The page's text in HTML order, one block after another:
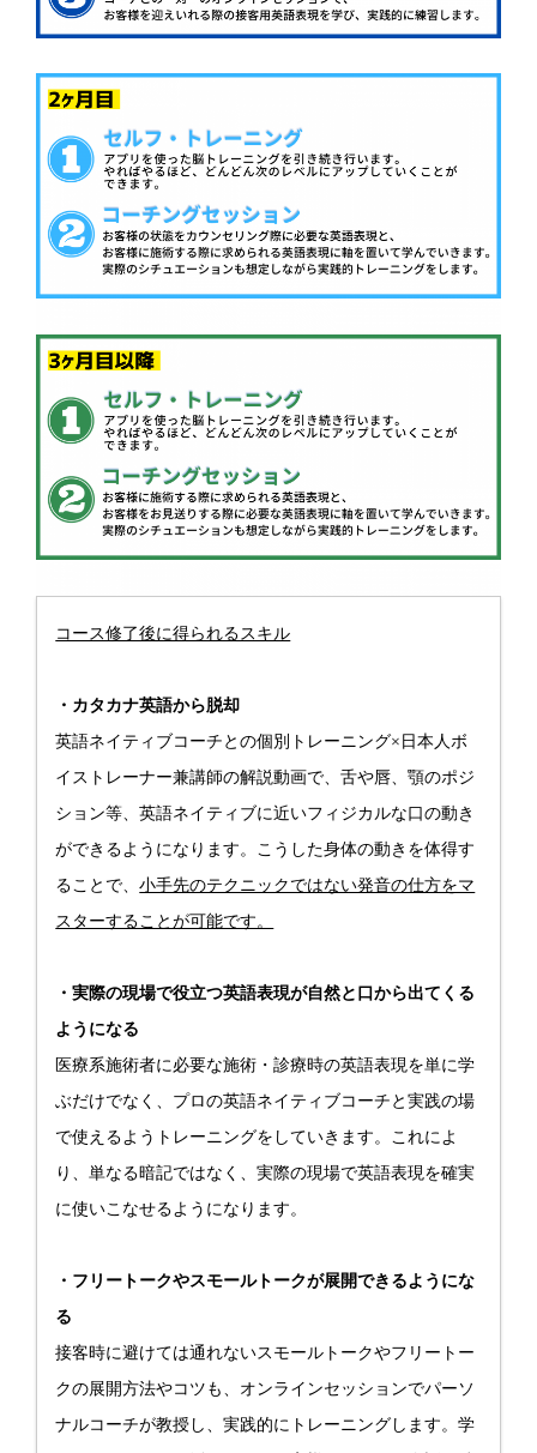
コース修了後に得られるスキル
・カタカナ英語から脱却
英語ネイティブコーチとの個別トレーニング×日本人ボ
イストレーナー兼講師の解説動画で、舌や唇、顎のポジ
ション等、英語ネイティブに近いフィジカルな口の動き
ができるようになります。こうした身体の動きを体得す
ることで、小手先のテクニックではない発音の仕方をマ
スターすることが可能です。
・実際の現場で役立つ英語表現が自然と口から出てくる
ようになる
医療系施術者に必要な施術・診療時の英語表現を単に学
ぶだけでなく、プロの英語ネイティブコーチと実践の場
で使えるようトレーニングをしていきます。これによ
り、単なる暗記ではなく、実際の現場で英語表現を確実
に使いこなせるようになります。
・フリートークやスモールトークが展開できるようにな
る
接客時に避けては通れないスモールトークやフリートー
クの展開方法やコツも、オンラインセッションでパーソ
ナルコーチが教授し、実践的にトレーニングします。学